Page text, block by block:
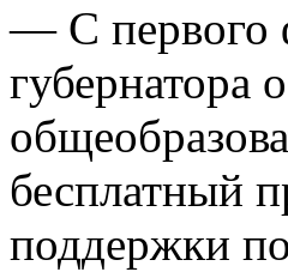
— С первого
губернатора
бесплатный
поддержки